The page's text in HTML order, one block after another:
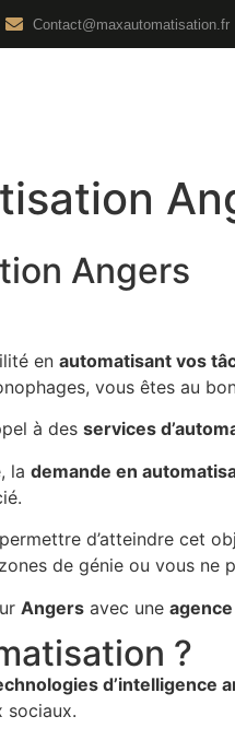
Contact@maxautomatisation.fr
Angers
en automatisant vos
vous êtes au
à des services
la demande en
d’atteindre cet
de génie ou vous ne
Angers avec une
?
d’intelligence
sociaux.